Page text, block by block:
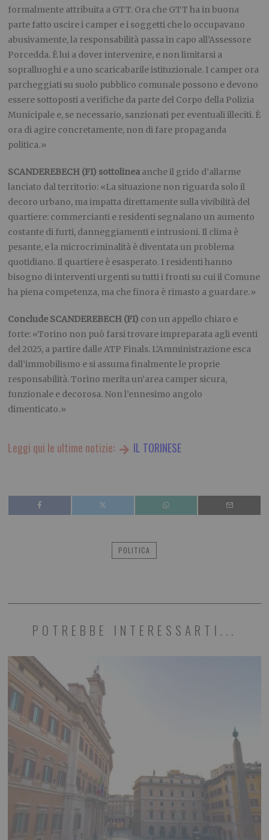
formalmente attribuita a GTT. Ora che GTT ha in buona
parte fatto uscire i camper e i soggetti che lo occupavano
abusivamente, la responsabilità passa in capo all’Assessore
Porcedda. È lui a dover intervenire, e non limitarsi a
sopralluoghi e a uno scaricabarile istituzionale. I camper ora
parcheggiati su suolo pubblico comunale possono e devono
essere sottoposti a verifiche da parte del Corpo della Polizia
Municipale e, se necessario, sanzionati per eventuali illeciti. È
ora di agire concretamente, non di fare propaganda
politica.»
SCANDEREBECH (FI) sottolinea anche il grido d’allarme
lanciato dal territorio: «La situazione non riguarda solo il
decoro urbano, ma impatta direttamente sulla vivibilità del
quartiere: commercianti e residenti segnalano un aumento
costante di furti, danneggiamenti e intrusioni. Il clima è
pesante, e la microcriminalità è diventata un problema
quotidiano. Il quartiere è esasperato. I residenti hanno
bisogno di interventi urgenti su tutti i fronti su cui il Comune
ha piena competenza, ma che finora è rimasto a guardare.»
Conclude SCANDEREBECH (FI) con un appello chiaro e
forte: «Torino non può farsi trovare impreparata agli eventi
del 2025, a partire dalle ATP Finals. L’Amministrazione esca
dall’immobilismo e si assuma finalmente le proprie
responsabilità. Torino merita un’area camper sicura,
funzionale e decorosa. Non l’ennesimo angolo
dimenticato.»
Leggi qui le ultime notizie: IL TORINESE
POLITICA
POTREBBE INTERESSARTI...